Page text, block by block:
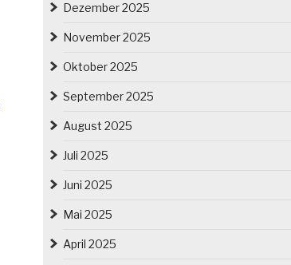
Dezember 2025
November 2025
Oktober 2025
September 2025
August 2025
Juli 2025
Juni 2025
Mai 2025
April 2025